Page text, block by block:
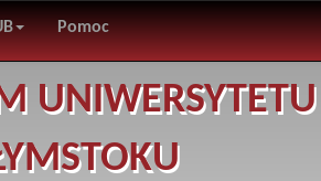
Pomoc
UNIWERSYTETU